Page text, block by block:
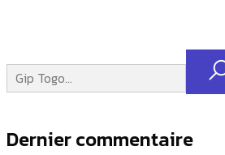
Dernier commentaire